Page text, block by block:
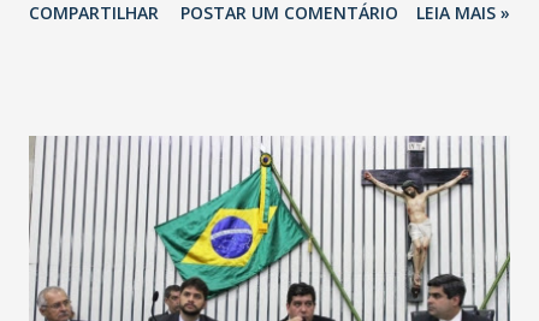
Havan Fortaleza ainda não foi anunciada oficialmente, mas
COMPARTILHAR POSTAR UM COMENTÁRIO LEIA MAIS »